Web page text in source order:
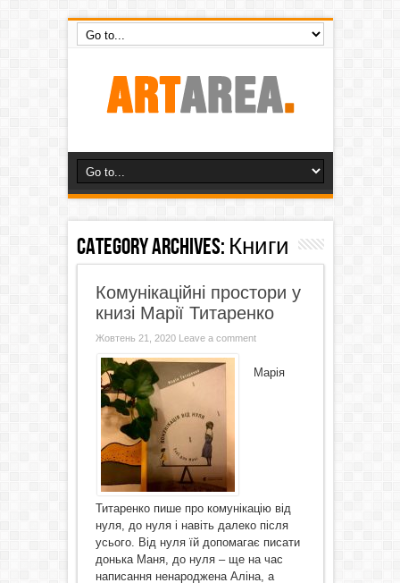
Category Archives: Книги
Комунікаційні простори у
книзі Марії Титаренко
Жовтень 21, 2020 Leave a comment
Марія
Титаренко пише про комунікацію від
нуля, до нуля і навіть далеко після
усього. Від нуля їй допомагає писати
донька Маня, до нуля – ще на час
написання ненароджена Аліна, а